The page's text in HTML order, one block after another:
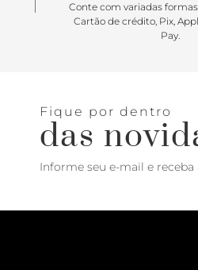
Conte com variadas
Cartão de crédito, Pix,
Pay.
Fique por dentro
das
Informe seu e-mail e receba